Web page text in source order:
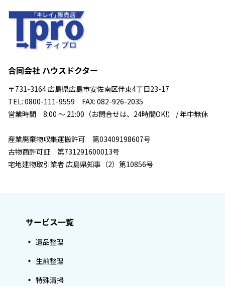
合同会社 ハウスドクター
〒731-3164 広島県広島市安佐南区伴東4丁目23-17
TEL: 0800-111-9559 FAX: 082-926-2035
営業時間 8:00 ～ 21:00（お問合せは、24時間OK!） / 年中無休
産業廃棄物収集運搬許可 第03409198607号
古物商許可証 第731291600013号
宅地建物取引業者 広島県知事（2）第10856号
サービス一覧
遺品整理
生前整理
特殊清掃